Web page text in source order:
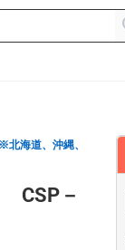
※北海道、沖縄、
CSP－